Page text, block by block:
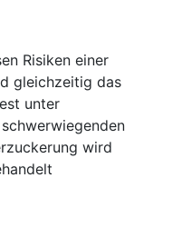
Risiken einer
gleichzeitig das
unter
wird